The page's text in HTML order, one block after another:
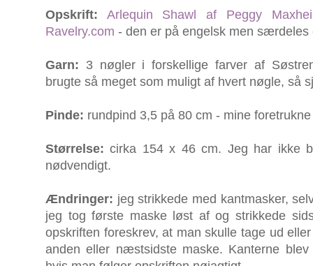
Opskrift:
Arlequin Shawl af Peggy
Ravelry.com - den er på engelsk men særdeles
Garn: 3 nøgler i forskellige farver af
brugte så meget som muligt af hvert nøgle, så
Pinde: rundpind 3,5 på 80 cm - mine
Størrelse: cirka 154 x 46 cm. Jeg har ikke
nødvendigt.
Ændringer: jeg strikkede med kantmasker,
jeg tog første maske løst af og strikkede
opskriften foreskrev, at man skulle tage ud
anden eller næstsidste maske. Kanterne